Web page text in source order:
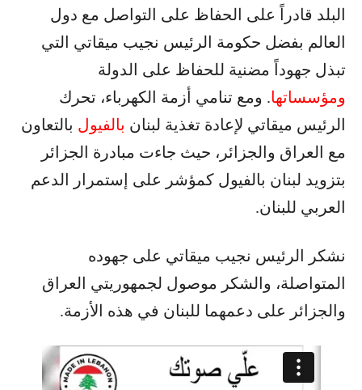
البلد قادراً على الحفاظ على التواصل مع دول
العالم بفضل حكومة الرئيس نجيب ميقاتي التي
تبذل جهوداً مضنية للحفاظ على الدولة
ومؤسساتها. ومع تنامي أزمة الكهرباء، تحرك
الرئيس ميقاتي لإعادة تغذية لبنان بالفيول بالتعاون
مع العراق والجزائر، حيث جاءت مبادرة الجزائر
بتزويد لبنان بالفيول كمؤشر على إستمرار الدعم
العربي للبنان.
نشكر الرئيس نجيب ميقاتي على جهوده
المتواصلة، والشكر موصول لجمهوريتي العراق
والجزائر على دعمهما للبنان في هذه الأزمة.